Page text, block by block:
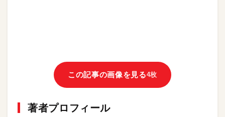
この記事の画像を見る4枚
著者プロフィール